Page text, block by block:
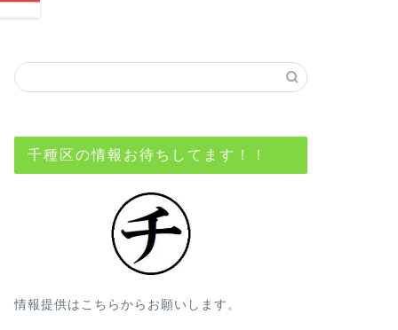
千種区の情報お待ちしてます！！
情報提供はこちらからお願いします。